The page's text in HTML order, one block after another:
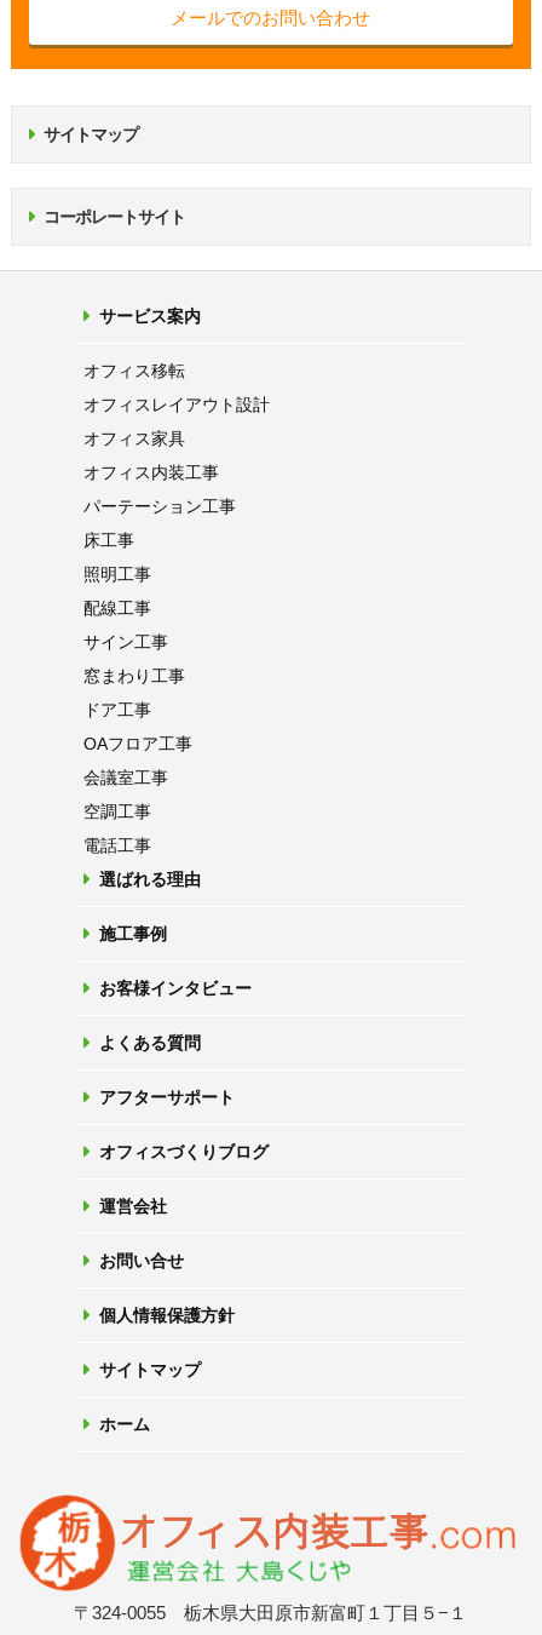
メールでのお問い合わせ
サイトマップ
コーポレートサイト
サービス案内
オフィス移転
オフィス レイアウト設計
オフィス家具
オフィス内装工事
パーテーション工事
床工事
照明工事
配線工事
サイン工事
窓まわり工事
ドア工事
OAフロア工事
会議室工事
空調工事
電話工事
選ばれる理由
施工事例
お客様インタビュー
よくある質問
アフターサポート
オフィスづくりブログ
運営会社
お問い合せ
個人情報保護方針
サイトマップ
ホーム
〒324-0055 栃木県大田原市新富町１丁目５−１